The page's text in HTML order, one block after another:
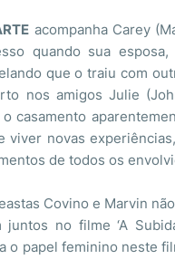
acompanha Carey
quando sua
que o traiu com
nos amigos Julie
casamento
viver novas
de todos os
Covino e Marvin
juntos no filme ‘A
o papel feminino neste